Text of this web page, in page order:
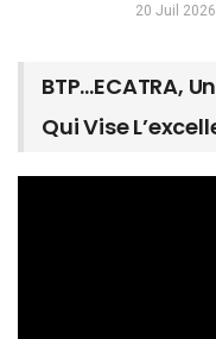
20 Juil 2026
BTP…ECATRA,
Qui Vise